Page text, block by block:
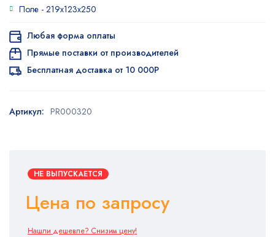
Поле - 219х123х250
НЕ ВЫПУСКАЕТСЯ
Цена по запросу
Нашли дешевле? Снизим цену!
Любая форма оплаты
Прямые поставки от производителей
Бесплатная доставка от 10 000Р
Артикул: PR000320